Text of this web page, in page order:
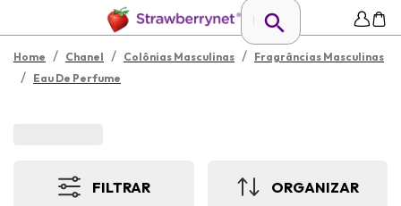
Home / Chanel / Colônias Masculinas / Fragrâncias Masculinas
/ Eau De Perfume
FILTRAR ORGANIZAR